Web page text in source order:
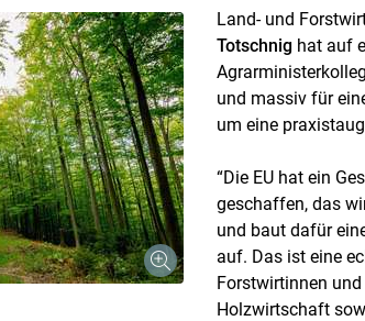
Land- und
Totschnighat auf
und massiv für
um eine
“Die EU hat ein
geschaffen, das
und baut dafür
auf. Das ist eine
Forstwirtinnen
Holzwirtschaft